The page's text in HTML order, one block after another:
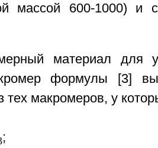
массой 600-1000) и
материал для
формулы [3]
тех макромеров, у
;